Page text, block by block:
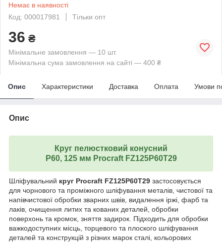
Немає в наявності
Код: 000017981
Тільки опт
36 ₴
Мінімальне замовлення — 10 шт.
Мінімальна сума замовлення на сайті — 400 ₴
Опис Характеристики Доставка Оплата Умови
Опис
Круг пелюстковий конусний
Р60, 125 мм Procraft FZ125P60T29
Шліфувальний круг Procraft FZ125P60T29 застосовується
для чорнового та проміжного шліфування металів, чистової та
напівчистової обробки зварних швів, видалення іржі, фарб та
лаків, очищення литих та кованих деталей, обробки
поверхонь та кромок, зняття задирок. Підходить для обробки
важкодоступних місць, торцевого та плоского шліфування
деталей та конструкцій з різних марок сталі, кольорових